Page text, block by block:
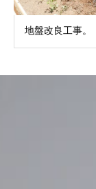
地盤改良工事。